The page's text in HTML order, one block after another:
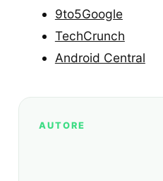
9to5Google
TechCrunch
Android Central
AUTORE